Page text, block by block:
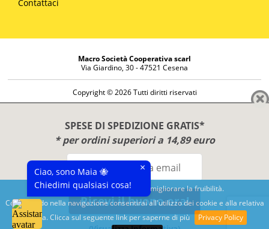
Questo sito utilizza cookies per migliorare la fruibilità.
Continuando nella navigazione consentirai all'utilizzo dei cookie e alla relativa
politica. Clicca sul seguente link per saperne di più
Privacy Policy
SPESE DI SPEDIZIONE GRATIS*
* per ordini superiori a 14,89 euro
Ricevi il buono ora!
Contattaci
Macro Società Cooperativa scarl
Via Giardino, 30 - 47521 Cesena
Copyright © 2026 Tutti diritti riservati
Diritto di reso
Disclaimer
Privacy Policy
Benessere e conoscenza dal 1987
Sviluppato daNimaia
Ciao, sono Maia 🐝
Chiedimi qualsiasi cosa!
×